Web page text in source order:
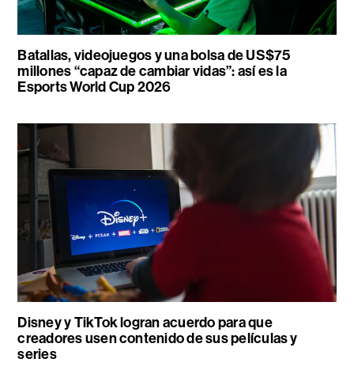
Batallas, videojuegos y una bolsa de US$75
millones “capaz de cambiar vidas”: así es la
Esports World Cup 2026
Disney y TikTok logran acuerdo para que
creadores usen contenido de sus películas y
series